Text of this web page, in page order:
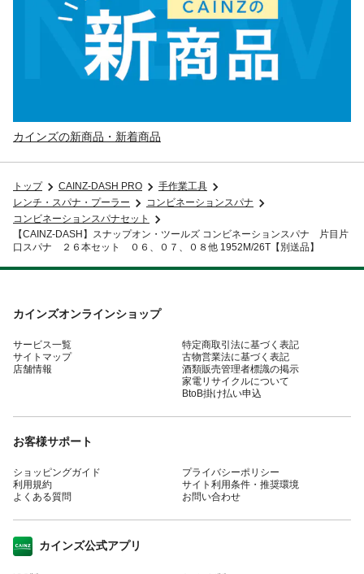
カインズの新商品・新着商品
トップ CAINZ-DASH PRO
手作業工具
レンチ・スパナ・プーラー
コンビネーションスパナ
コンビネーションスパナセット
【CAINZ-DASH】スナップオン・ツールズ コンビネーションスパナ 片目片
口スパナ ２６本セット ０６、０７、０８他 1952M/26T【別送品】
カインズオンラインショップ
サービス一覧
サイトマップ
店舗情報
特定商取引法に基づく表記
古物営業法に基づく表記
酒類販売管理者標識の掲示
家電リサイクルについて
BtoB掛け払い申込
お客様サポート
ショッピングガイド
利用規約
よくある質問
プライバシーポリシー
サイト利用条件・推奨環境
お問い合わせ
カインズ公式アプリ